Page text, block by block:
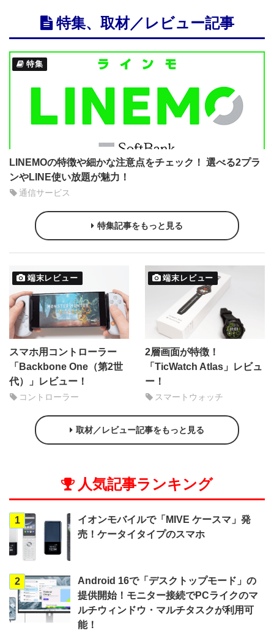
特集、取材／レビュー記事
特集
LINEMOの特徴や細かな注意点をチェック！ 選べる2プラ
ンやLINE使い放題が魅力！
通信サービス
特集記事をもっと見る
端末レビュー
スマホ用コントローラー
「Backbone One（第2世
代）」レビュー！
コントローラー
端末レビュー
2層画面が特徴！
「TicWatch Atlas」レビュ
ー！
スマートウォッチ
取材／レビュー記事をもっと見る
人気記事ランキング
1
イオンモバイルで「MIVE ケースマ」発
売！ケータイタイプのスマホ
2
Android 16で「デスクトップモード」の
提供開始！モニター接続でPCライクのマ
ルチウィンドウ・マルチタスクが利用可
能！